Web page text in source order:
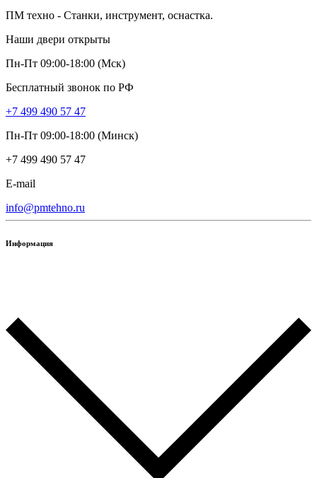
ПМ техно - Станки, инструмент, оснастка.
Наши двери открыты
Пн-Пт 09:00-18:00 (Мск)
Бесплатный звонок по РФ
+7 499 490 57 47
Пн-Пт 09:00-18:00 (Минск)
+7 499 490 57 47
E-mail
info@pmtehno.ru
Информация